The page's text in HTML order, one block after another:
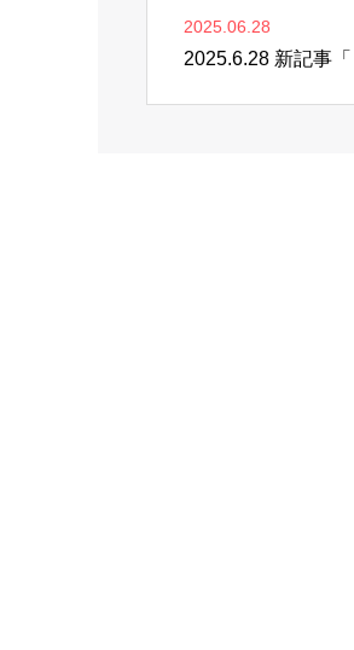
2025.06.28
2025.6.28 新記事